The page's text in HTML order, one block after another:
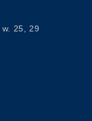
w. 25, 29